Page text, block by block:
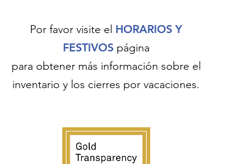
Por favor visite el HORARIOS Y
FESTIVOS página
para obtener más información sobre el
inventario y los cierres por vacaciones.